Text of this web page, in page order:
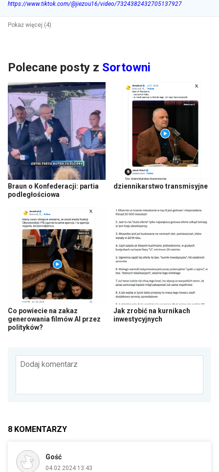
https://www.tiktok.com/@jiezou16/video/7324382432705137927
Pokaż więcej (4)
Polecane posty z Sortowni
Braun o Konfederacji: partia
podległościowa
dziennikarstwo transmisyjne
Co powiecie na zakaz
generowania filmów AI przez
polityków?
Jak zrobić na kurnikach
inwestycyjnych
Dodaj komentarz
8 KOMENTARZY
Gość
04.02.2024 13:43